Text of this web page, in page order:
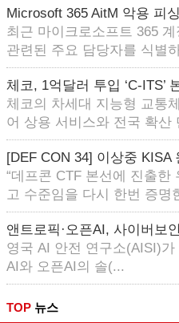
Microsoft 365 AitM 악용 피
최근 마이크로소프트 365
관련된 주요 담당자를 식별
체코, 1억달러 투입 ‘C-ITS’
체코의 차세대 지능형 교통
어 상용 서비스와 전국 확산
[DEF CON 34] 이상중 KISA
“데프콘 CTF 본선에 진출한
고 수준임을 다시 한번 증명
앤트로픽·오픈AI, 사이버보
영국 AI 안전 연구소(AISI)
AI와 오픈AI의 솔(...
TOP 뉴스